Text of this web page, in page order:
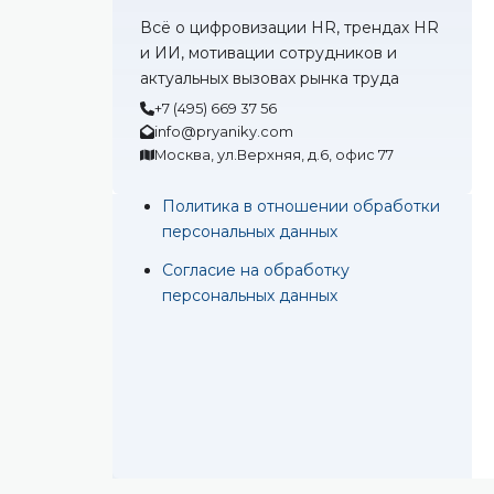
Всё о цифровизации HR, трендах HR
и ИИ, мотивации сотрудников и
актуальных вызовах рынка труда
+7 (495) 669 37 56
info@pryaniky.com
Москва, ул.Верхняя, д.6, офис 77
Политика в отношении обработки
персональных данных
Согласие на обработку
персональных данных